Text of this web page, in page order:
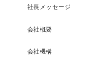
社長メッセージ
会社概要
会社機構